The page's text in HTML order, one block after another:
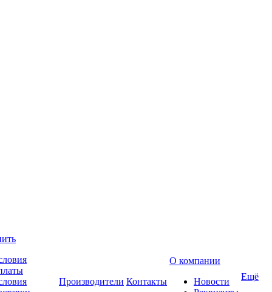
Производители Контакты
О компании
Новости
Ещё